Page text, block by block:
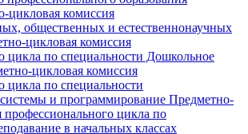
цикловая комиссия
общественных и естественнонаучных
цикловая комиссия
цикла по специальности Дошкольное
цикловая комиссия
цикла по специальности
и программирование Предметно-
профессионального цикла по
в начальных классах